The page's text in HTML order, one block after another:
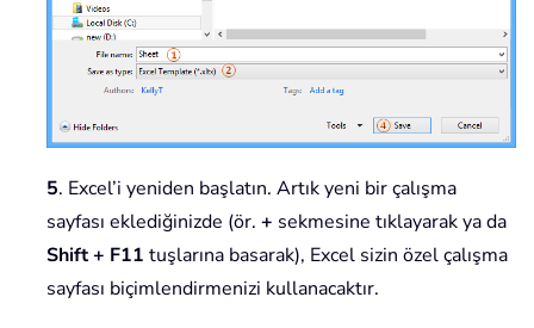
5. Excel’i yeniden başlatın. Artık yeni bir çalışma
sayfası eklediğinizde (ör. + sekmesine tıklayarak ya da
Shift + F11 tuşlarına basarak), Excel sizin özel çalışma
sayfası biçimlendirmenizi kullanacaktır.